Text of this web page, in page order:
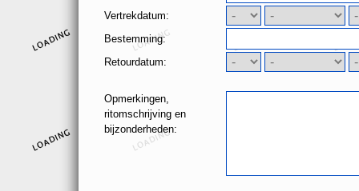
Vertrekdatum:
Bestemming:
Retourdatum:
Opmerkingen,
ritomschrijving en
bijzonderheden: